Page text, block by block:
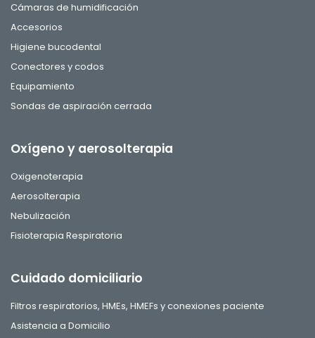
Cámaras de humidificación
Accesorios
Higiene bucodental
Conectores y codos
Equipamiento
Sondas de aspiración cerrada
Oxígeno y aerosolterapia
Oxigenoterapia
Aerosolterapia
Nebulización
Fisioterapia Respiratoria
Cuidado domiciliario
Filtros respiratorios, HMEs, HMEFs y conexiones paciente
Asistencia a Domicilio